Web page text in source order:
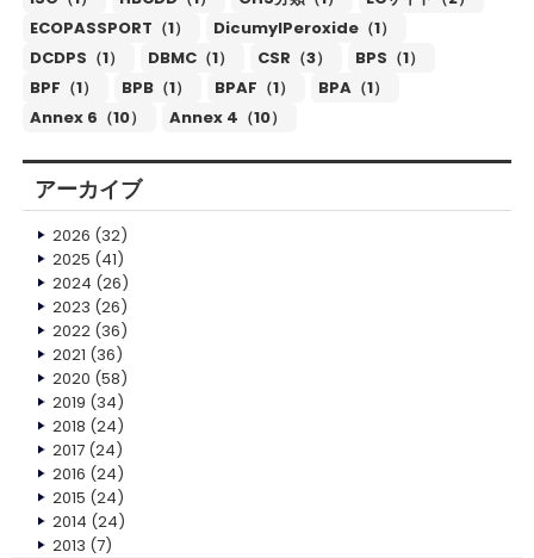
ECOPASSPORT（1）
DicumylPeroxide（1）
DCDPS（1）
DBMC（1） CSR（3）
BPS（1）
BPF（1）
BPB（1） BPAF（1）
BPA（1）
Annex 6（10）
Annex 4（10）
アーカイブ
2026 (32)
2025 (41)
2024 (26)
2023 (26)
2022(36)
2021 (36)
2020 (58)
2019 (34)
2018 (24)
2017(24)
2016 (24)
2015 (24)
2014 (24)
2013 (7)